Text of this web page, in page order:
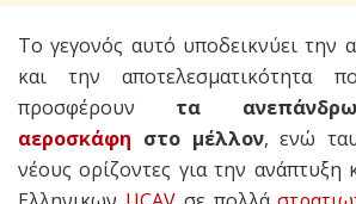
Το γεγονός αυτό υποδεικνύει την
και την αποτελεσματικότητα
προσφέρουν τα
αεροσκάφη στο μέλλον, ενώ
νέους ορίζοντες για την